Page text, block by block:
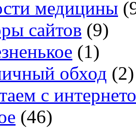
медицины
сайтов (9)
(1)
обход (2)
с
(46)